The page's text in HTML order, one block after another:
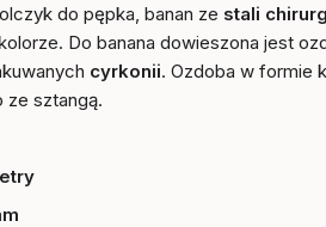
do pępka, banan ze stali
Do banana dowieszona jest
cyrkonii. Ozdoba w formie
ze sztangą.